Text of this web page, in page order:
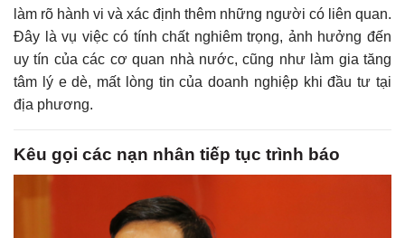
làm rõ hành vi và xác định thêm những người có liên quan.
Đây là vụ việc có tính chất nghiêm trọng, ảnh hưởng đến
uy tín của các cơ quan nhà nước, cũng như làm gia tăng
tâm lý e dè, mất lòng tin của doanh nghiệp khi đầu tư tại
địa phương.
Kêu gọi các nạn nhân tiếp tục trình báo